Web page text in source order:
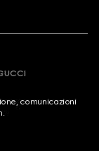
comunicazioni